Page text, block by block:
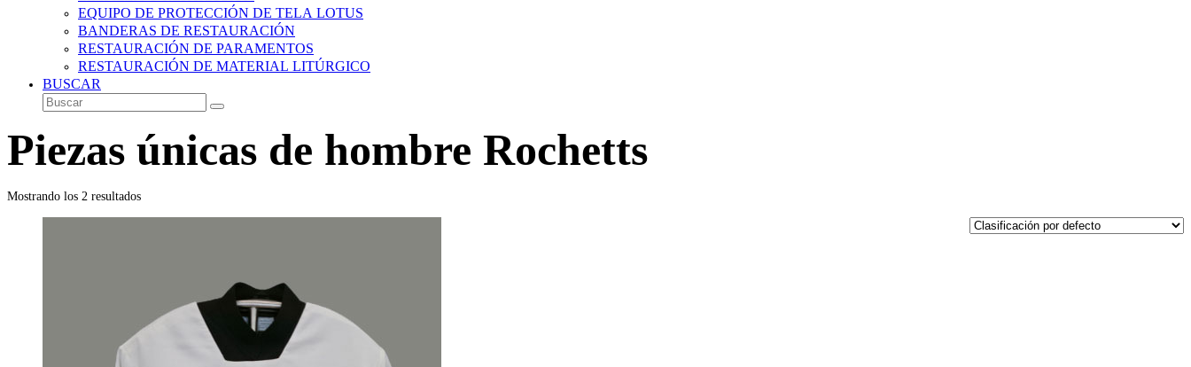
EQUIPO DE PROTECCIÓN DE TELA LOTUS
BANDERAS DE RESTAURACIÓN
RESTAURACIÓN DE PARAMENTOS
RESTAURACIÓN DE MATERIAL LITÚRGICO
BUSCAR
Buscar
Enviar
Piezas únicas de hombre Rochetts
Mostrando los 2 resultados